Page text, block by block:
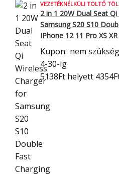
VEZETÉKNÉLKÜLI TÖLTŐ
2 in 1 20W Dual Seat
Samsung S20 S10
IPhone 12 11 Pro XS
Kupon: nem
4-30-ig
5138Ft helyett